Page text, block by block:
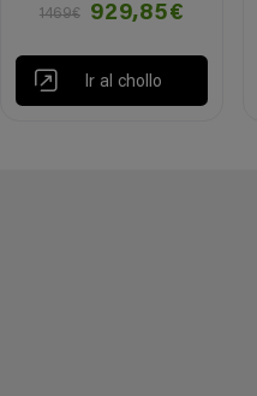
1469€
929,85€
Ir al chollo